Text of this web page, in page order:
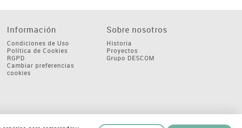
Información
Condiciones de Uso
Política de Cookies
RGPD
Cambiar preferencias
cookies
Sobre nosotros
Historia
Proyectos
Grupo DESCOM